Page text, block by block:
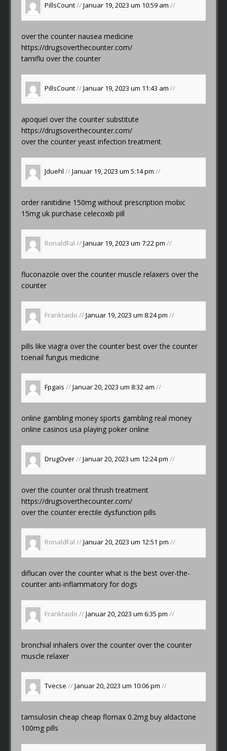
PillsCount//Januar 19, 2023 um 10:59 am//
over the counter nausea medicine
https://drugsoverthecounter.com/
tamiflu over the counter
PillsCount//Januar 19, 2023 um 11:43 am//
apoquel over the counter substitute
https://drugsoverthecounter.com/
over the counter yeast infection treatment
Jduehl //Januar 19, 2023 um 5:14 pm//
order ranitidine 150mg without prescriptionmobic
15mg uk purchase celecoxib pill
RonaldFal //Januar 19, 2023 um 7:22 pm//
fluconazole over the counter muscle relaxers over the
counter
Franktaido //Januar 19, 2023 um 8:24 pm//
pills like viagra over the counterbest over the counter
toenail fungus medicine
Fpgais //Januar 20, 2023 um 8:32 am//
online gambling money sports gamblingreal money
online casinos usa playing poker online
DrugOver//Januar 20, 2023 um 12:24 pm//
over the counter oral thrush treatment
https://drugsoverthecounter.com/
over the counter erectile dysfunction pills
RonaldFal //Januar 20, 2023 um 12:51 pm//
diflucan over the counter what is the best over-the-
counter anti-inflammatory for dogs
Franktaido //Januar 20, 2023 um 6:35 pm//
bronchial inhalers over the counterover the counter
muscle relaxer
Tvecse //Januar 20, 2023 um 10:06 pm//
tamsulosin cheapcheap flomax 0.2mg buy aldactone
100mg pills